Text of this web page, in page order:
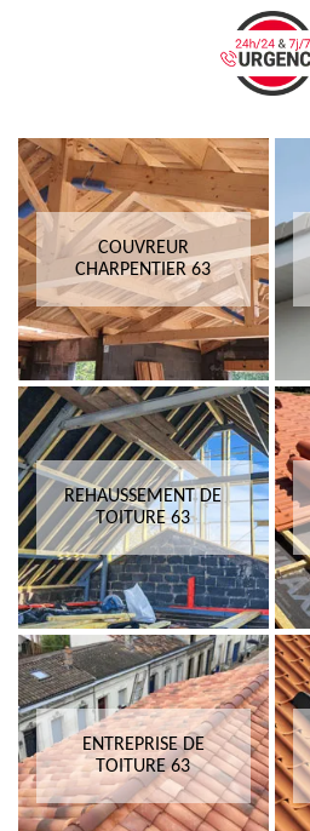
COUVREUR
CHARPENTIER 63
REHAUSSEMENT DE
TOITURE 63
ENTREPRISE DE
TOITURE 63